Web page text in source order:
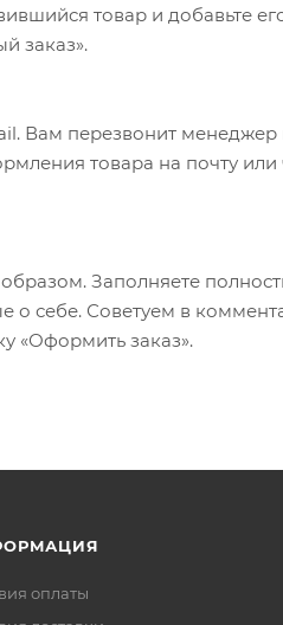
товар и добавьте
заказ».
Вам перезвонит менеджер
товара на почту
Заполняете
о себе. Советуем в
«Оформить заказ».
оплаты